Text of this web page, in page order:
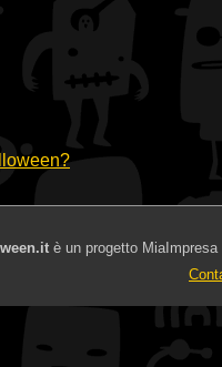
è un progetto MiaImpresa